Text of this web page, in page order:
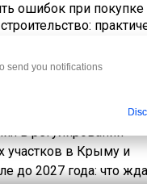
ошибок при
при покупке участка под
проверка целевого
оформление.
send you notifications